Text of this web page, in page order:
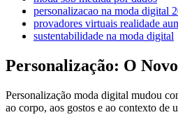
personalizacao na moda digital
provadores virtuais realidade
sustentabilidade na moda digital
Personalização: O
Personalização moda digital mudou
ao corpo, aos gostos e ao contexto de